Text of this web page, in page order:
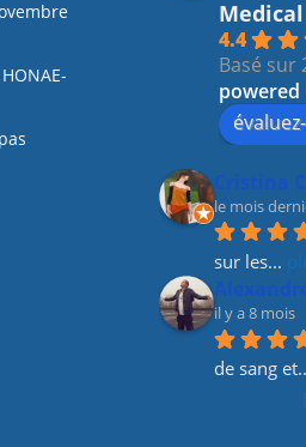
4.4
Basé sur
powered
Cristina
le mois
sur les...
il y a 8 mois
de sang et